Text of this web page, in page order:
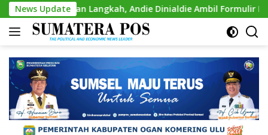
Skip
to
content
News Update
Mantapkan Langkah, Andie Dinialdie Ambil Formulir